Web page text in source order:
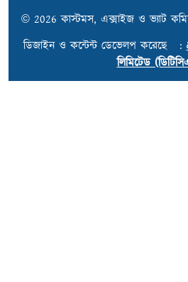
© 2026 কাস্টমস, এক্সাইজ ও ভ্যাট
ডিজাইন ও কন্টেন্ট ডেভেলপ করেছে :
লিমিটেড